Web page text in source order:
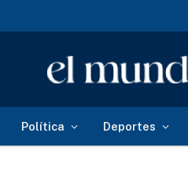
Política Deportes